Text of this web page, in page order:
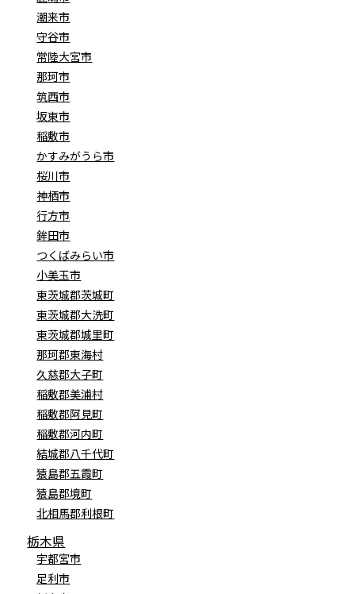
潮来市
守谷市
常陸大宮市
那珂市
筑西市
坂東市
稲敷市
かすみがうら市
桜川市
神栖市
行方市
鉾田市
つくばみらい市
小美玉市
東茨城郡茨城町
東茨城郡大洗町
東茨城郡城里町
那珂郡東海村
久慈郡大子町
稲敷郡美浦村
稲敷郡阿見町
稲敷郡河内町
結城郡八千代町
猿島郡五霞町
猿島郡境町
北相馬郡利根町
栃木県
宇都宮市
足利市